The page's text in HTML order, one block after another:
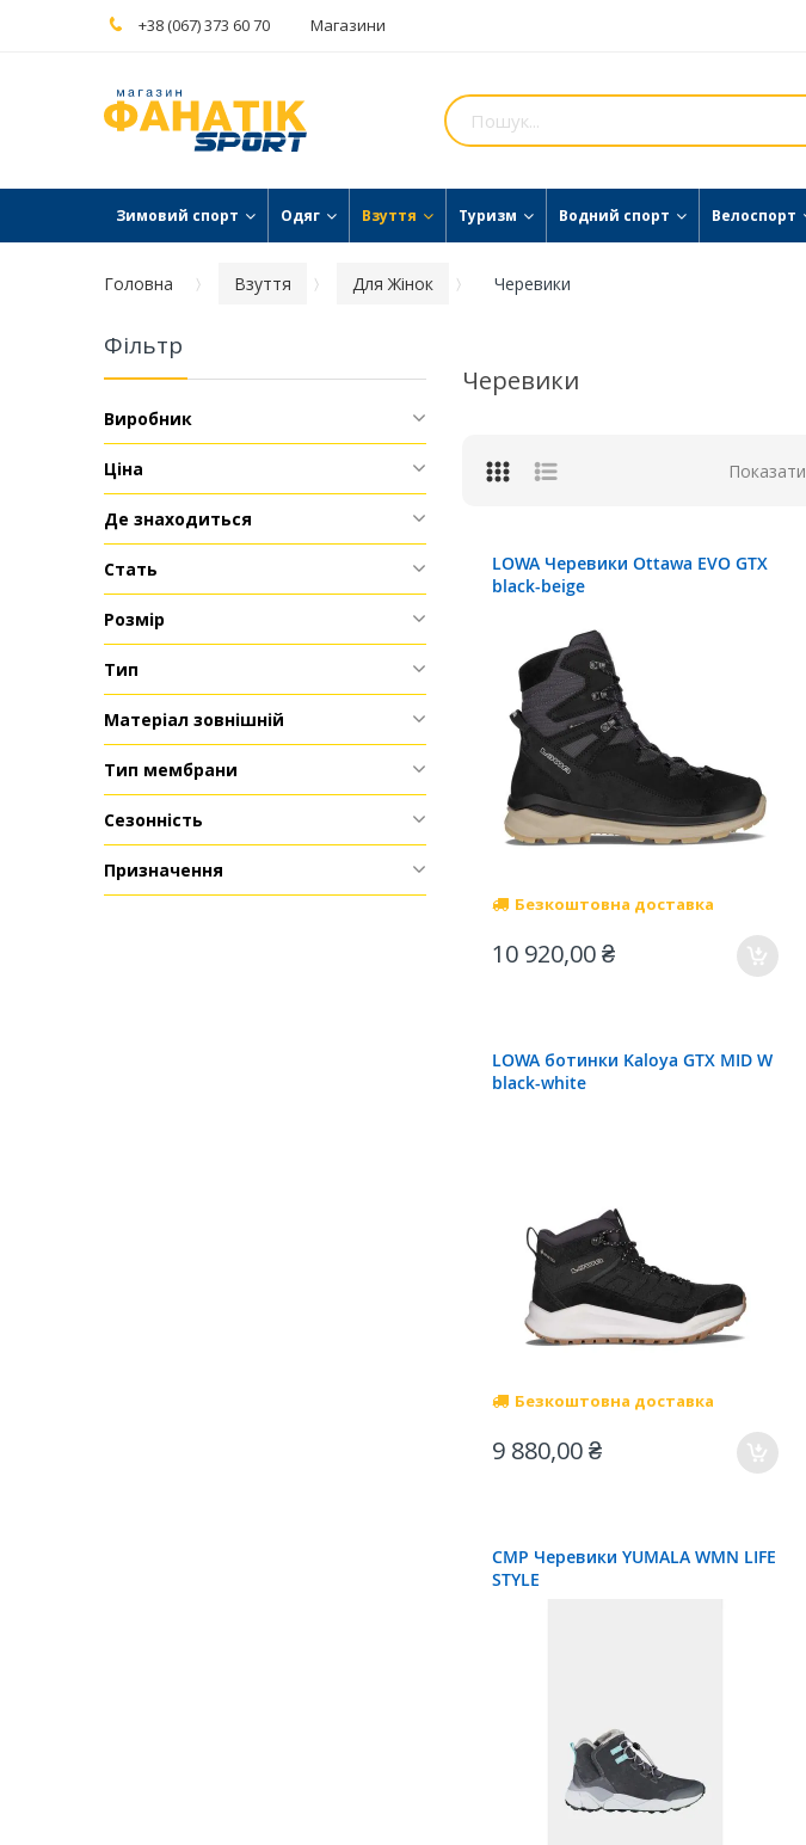
+38 (067) 373 60 70 Магазини
Зимовий спорт Одяг Взуття Туризм Водний спорт Велоспорт
Головна Взуття Для Жінок Черевики
Черевики
Показати
LOWA Черевики Ottawa EVO GTX
black-beige
Безкоштовна доставка
10 920,00 ₴
LOWA ботинки Kaloya GTX MID W
black-white
Безкоштовна доставка
9 880,00 ₴
CMP Черевики YUMALA WMN LIFE
STYLE
Фільтр
Виробник
Ціна
Де знаходиться
Стать
Розмір
Тип
Матеріал зовнішній
Тип мембрани
Сезонність
Призначення